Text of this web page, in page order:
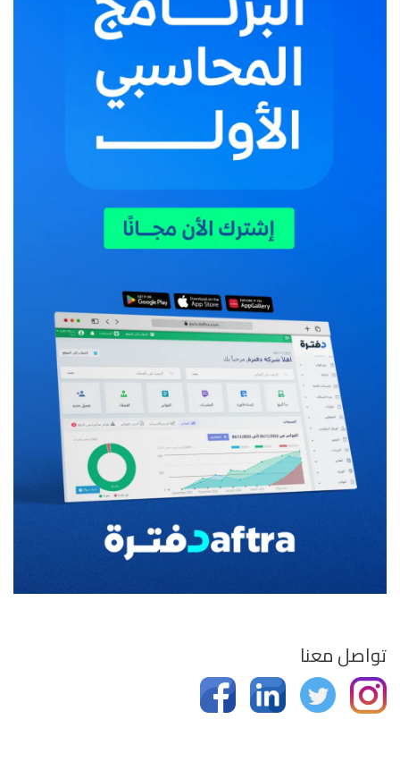
تواصل معنا